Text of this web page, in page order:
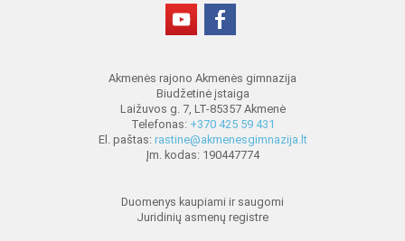
Akmenės rajono Akmenės gimnazija
Biudžetinė įstaiga
Laižuvos g. 7, LT-85357 Akmenė
Telefonas: +370 425 59 431
El. paštas: rastine@akmenesgimnazija.lt
Įm. kodas: 190447774
Duomenys kaupiami ir saugomi
Juridinių asmenų registre